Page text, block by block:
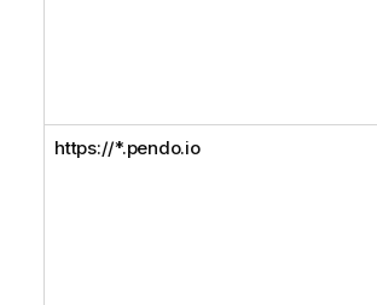
https://*.pendo.io